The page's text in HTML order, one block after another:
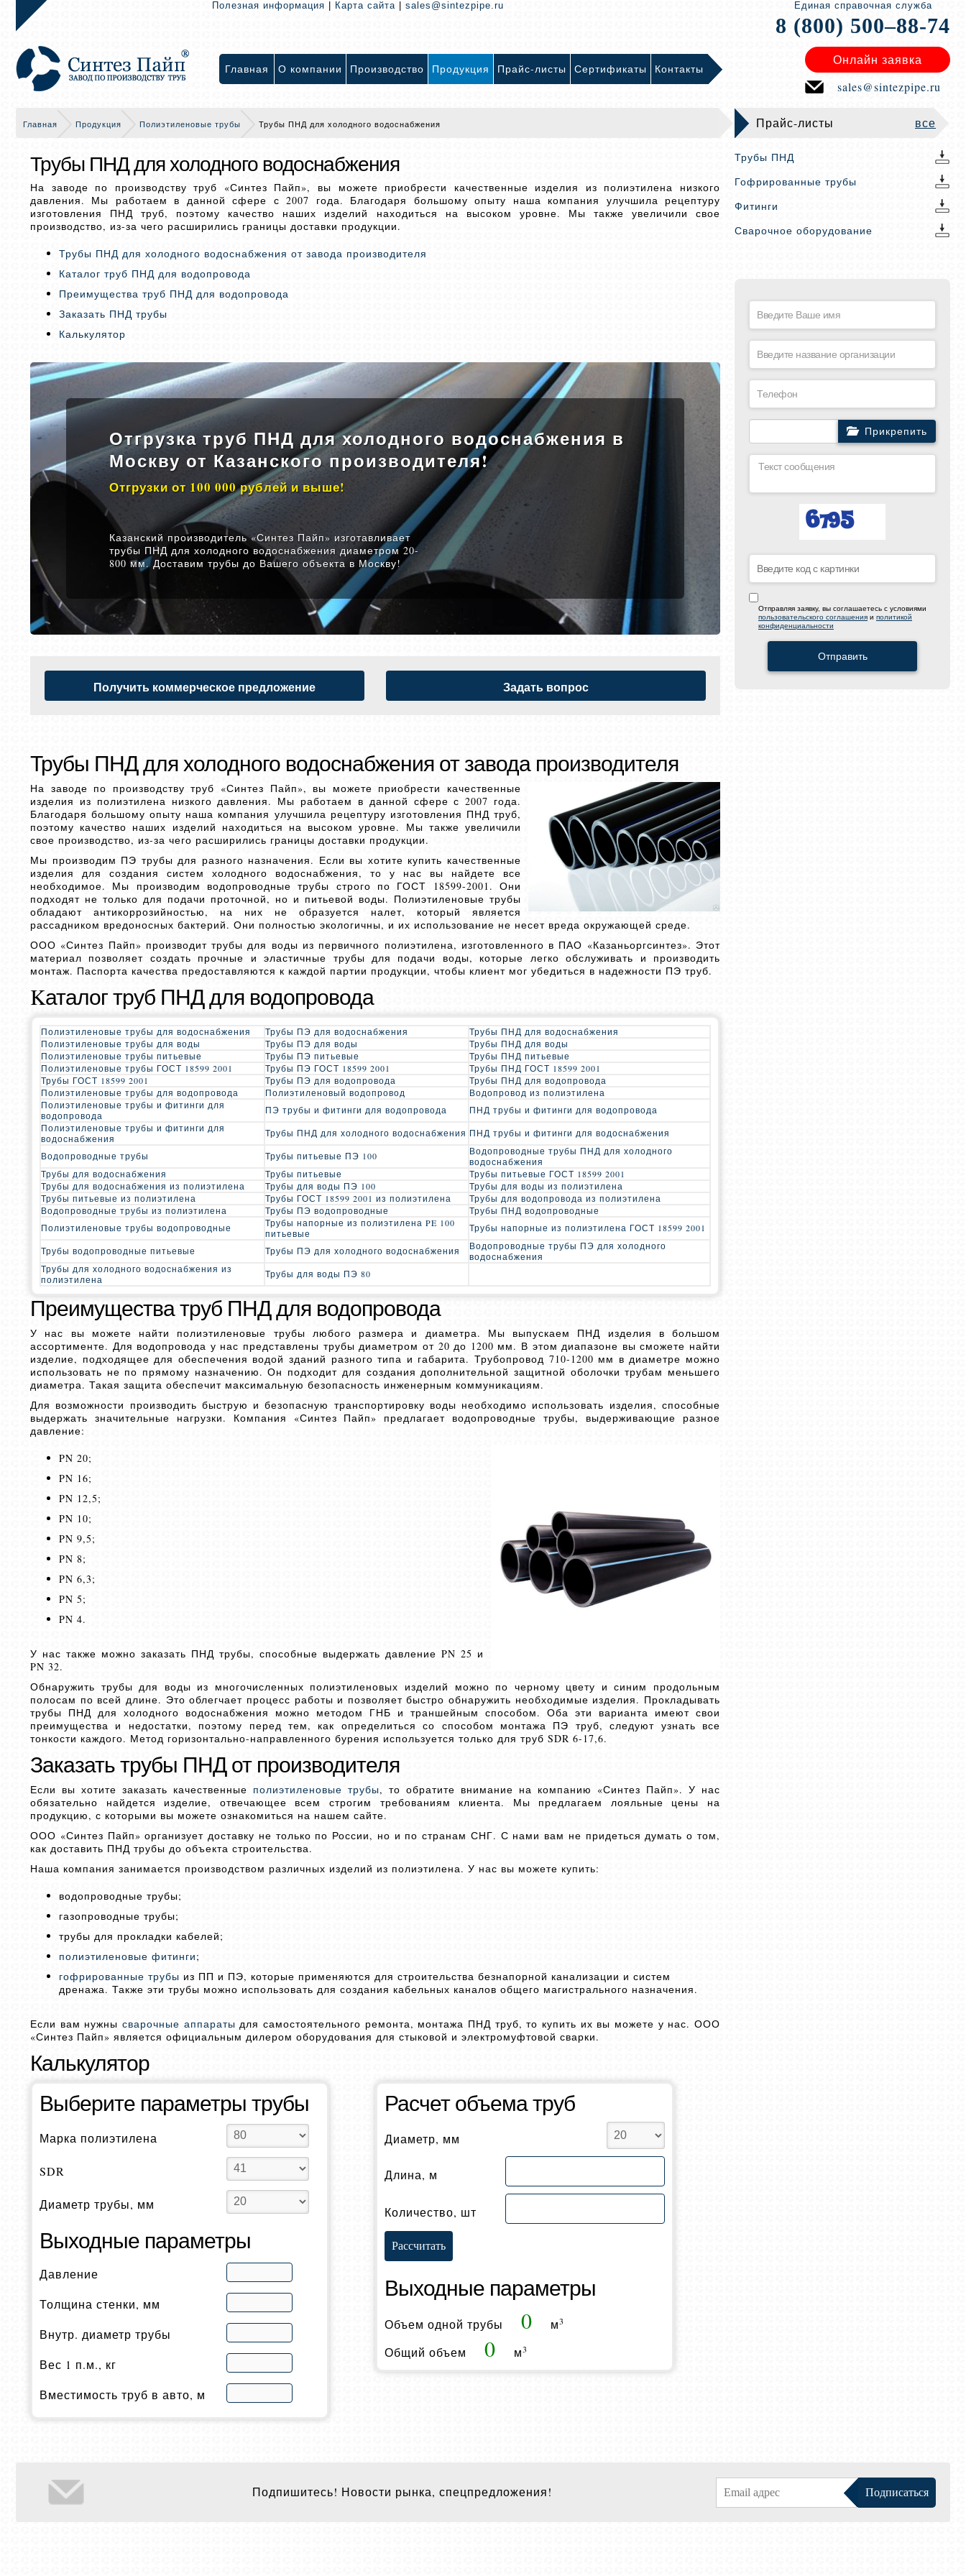
Полезная информация Карта сайта sales@sintezpipe.ru Единая справочная служба
8 (800) 500–88-74
Главная О компании Производство Продукция Прайс-листы Сертификаты Контакты
Онлайн заявка
sales@sintezpipe.ru
Главная Продукция Полиэтиленовые трубы Трубы ПНД для холодного водоснабжения
Трубы ПНД для холодного водоснабжения
На заводе по производству труб «Синтез Пайп», вы можете приобрести качественные изделия из полиэтилена низкого
давления. Мы работаем в данной сфере с 2007 года. Благодаря большому опыту наша компания улучшила рецептуру
изготовления ПНД труб, поэтому качество наших изделий находиться на высоком уровне. Мы также увеличили свое
производство, из-за чего расширились границы доставки продукции.
Трубы ПНД для холодного водоснабжения от завода производителя
Каталог труб ПНД для водопровода
Преимущества труб ПНД для водопровода
Заказать ПНД трубы
Калькулятор
Отгрузка труб ПНД для холодного водоснабжения в
Москву от Казанского производителя!
Отгрузки от 100 000 рублей и выше!
Казанский производитель «Синтез Пайп» изготавливает
трубы ПНД для холодного водоснабжения диаметром 20-
800 мм. Доставим трубы до Вашего объекта в Москву!
Получить коммерческое предложение Задать вопрос
Трубы ПНД для холодного водоснабжения от завода производителя
На заводе по производству труб «Синтез Пайп», вы можете приобрести качественные
изделия из полиэтилена низкого давления. Мы работаем в данной сфере с 2007 года.
Благодаря большому опыту наша компания улучшила рецептуру изготовления ПНД труб,
поэтому качество наших изделий находиться на высоком уровне. Мы также увеличили
свое производство, из-за чего расширились границы доставки продукции.
Мы производим ПЭ трубы для разного назначения. Если вы хотите купить качественные
изделия для создания систем холодного водоснабжения, то у нас вы найдете все
необходимое. Мы производим водопроводные трубы строго по ГОСТ 18599-2001. Они
подходят не только для подачи проточной, но и питьевой воды. Полиэтиленовые трубы
обладают антикоррозийностью, на них не образуется налет, который является
рассадником вредоносных бактерий. Они полностью экологичны, и их использование не несет вреда окружающей среде.
ООО «Синтез Пайп» производит трубы для воды из первичного полиэтилена, изготовленного в ПАО «Казаньоргсинтез». Этот
материал позволяет создать прочные и эластичные трубы для подачи воды, которые легко обслуживать и производить
монтаж. Паспорта качества предоставляются к каждой партии продукции, чтобы клиент мог убедиться в надежности ПЭ труб.
Kаталог труб ПНД для водопровода
Полиэтиленовые трубы для водоснабжения Трубы ПЭ для водоснабжения
Трубы ПНД для водоснабжения
Полиэтиленовые трубы для воды
Трубы ПЭ для воды
Трубы ПНД для воды
Полиэтиленовые трубы питьевые
Трубы ПЭ питьевые
Трубы ПНД питьевые
Полиэтиленовые трубы ГОСТ 18599 2001
Трубы ПЭ ГОСТ 18599 2001
Трубы ПНД ГОСТ 18599 2001
Трубы ГОСТ 18599 2001
Трубы ПЭ для водопровода
Трубы ПНД для водопровода
Полиэтиленовые трубы для водопровода
Полиэтиленовый водопровод
Водопровод из полиэтилена
Полиэтиленовые трубы и фитинги для
водопровода
ПЭ трубы и фитинги для водопровода
ПНД трубы и фитинги для водопровода
Полиэтиленовые трубы и фитинги для
водоснабжения
Трубы ПНД для холодного водоснабжения ПНД трубы и фитинги для водоснабжения
Водопроводные трубы
Трубы питьевые ПЭ 100
Водопроводные трубы ПНД для холодного
водоснабжения
Трубы для водоснабжения
Трубы питьевые
Трубы питьевые ГОСТ 18599 2001
Трубы для водоснабжения из полиэтилена
Трубы для воды ПЭ 100
Трубы для воды из полиэтилена
Трубы питьевые из полиэтилена
Трубы ГОСТ 18599 2001 из полиэтилена
Трубы для водопровода из полиэтилена
Водопроводные трубы из полиэтилена
Трубы ПЭ водопроводные
Трубы ПНД водопроводные
Полиэтиленовые трубы водопроводные
Трубы напорные из полиэтилена PE 100
питьевые
Трубы напорные из полиэтилена ГОСТ 18599 2001
Трубы водопроводные питьевые
Трубы ПЭ для холодного водоснабжения
Водопроводные трубы ПЭ для холодного
водоснабжения
Трубы для холодного водоснабжения из
полиэтилена
Трубы для воды ПЭ 80
Преимущества труб ПНД для водопровода
У нас вы можете найти полиэтиленовые трубы любого размера и диаметра. Мы выпускаем ПНД изделия в большом
ассортименте. Для водопровода у нас представлены трубы диаметром от 20 до 1200 мм. В этом диапазоне вы сможете найти
изделие, подходящее для обеспечения водой зданий разного типа и габарита. Трубопровод 710-1200 мм в диаметре можно
использовать не по прямому назначению. Он подходит для создания дополнительной защитной оболочки трубам меньшего
диаметра. Такая защита обеспечит максимальную безопасность инженерным коммуникациям.
Для возможности производить быструю и безопасную транспортировку воды необходимо использовать изделия, способные
выдержать значительные нагрузки. Компания «Синтез Пайп» предлагает водопроводные трубы, выдерживающие разное
давление:
PN 20;
PN 16;
PN 12,5;
PN 10;
PN 9,5;
PN 8;
PN 6,3;
PN 5;
PN 4.
У нас также можно заказать ПНД трубы, способные выдержать давление PN 25 и
PN 32.
Обнаружить трубы для воды из многочисленных полиэтиленовых изделий можно по черному цвету и синим продольным
полосам по всей длине. Это облегчает процесс работы и позволяет быстро обнаружить необходимые изделия. Прокладывать
трубы ПНД для холодного водоснабжения можно методом ГНБ и траншейным способом. Оба эти варианта имеют свои
преимущества и недостатки, поэтому перед тем, как определиться со способом монтажа ПЭ труб, следуют узнать все
тонкости каждого. Метод горизонтально-направленного бурения используется только для труб SDR 6-17,6.
Заказать трубы ПНД от производителя
Если вы хотите заказать качественные полиэтиленовые трубы, то обратите внимание на компанию «Синтез Пайп». У нас
обязательно найдется изделие, отвечающее всем строгим требованиям клиента. Мы предлагаем лояльные цены на
продукцию, с которыми вы можете ознакомиться на нашем сайте.
ООО «Синтез Пайп» организует доставку не только по России, но и по странам СНГ. С нами вам не придеться думать о том,
как доставить ПНД трубы до объекта строительства.
Наша компания занимается производством различных изделий из полиэтилена. У нас вы можете купить:
водопроводные трубы;
газопроводные трубы;
трубы для прокладки кабелей;
полиэтиленовые фитинги;
гофрированные трубы из ПП и ПЭ, которые применяются для строительства безнапорной канализации и систем
дренажа. Также эти трубы можно использовать для создания кабельных каналов общего магистрального назначения.
Если вам нужны сварочные аппараты для самостоятельного ремонта, монтажа ПНД труб, то купить их вы можете у нас. ООО
«Синтез Пайп» является официальным дилером оборудования для стыковой и электромуфтовой сварки.
Калькулятор
Выберите параметры трубы
Марка полиэтилена
SDR
Диаметр трубы, мм
Выходные параметры
Давление
Толщина стенки, мм
Внутр. диаметр трубы
Вес 1 п.м., кг
Вместимость труб в авто, м
Расчет объема труб
Диаметр, мм
Длина, м
Количество, шт
Выходные параметры
Объем одной трубы 0 м3
Общий объем 0 м3
Прайс-листы все
Трубы ПНД
Гофрированные трубы
Фитинги
Сварочное оборудование
Прикрепить
Отправляя заявку, вы соглашаетесь с условиями
пользовательского соглашения и политикой
конфиденциальности
Отправить
Подпишитесь! Новости рынка, спецпредложения!